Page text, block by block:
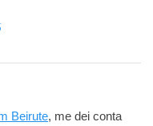
Beirute, me dei conta